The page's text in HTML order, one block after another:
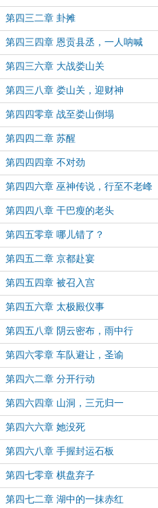
第四三二章 卦摊
第四三四章 恩贡县丞，一人呐喊
第四三六章 大战娄山关
第四三八章 娄山关，迎财神
第四四零章 战至娄山倒塌
第四四二章 苏醒
第四四四章 不对劲
第四四六章 巫神传说，行至不老峰
内
第四四八章 干巴瘦的老头
第四五零章 哪儿错了？
第四五二章 京都赴宴
第四五四章 被召入宫
第四五六章 太极殿仪事
第四五八章 阴云密布，雨中行
第四六零章 车队避让，圣谕
第四六二章 分开行动
第四六四章 山洞，三元归一
第四六六章 她没死
第四六八章 手握封运石板
第四七零章 棋盘弃子
第四七二章 湖中的一抹赤红